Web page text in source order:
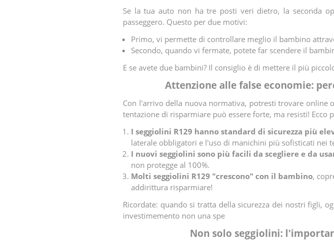
Se la tua auto non ha tre posti veri dietro, la seconda
passeggero. Questo per due motivi:
Primo, vi permette di controllare meglio il bambino
Secondo, quando vi fermate, potete far scendere il
E se avete due bambini? Il consiglio è di mettere il più
Attenzione alle false economie:
Con l'arrivo della nuova normativa, potresti trovare online
tentazione di risparmiare può essere forte, ma resisti! Ecco
I seggiolini R129 hanno standard di sicurezza più
laterale obbligatori e l'uso di manichini più sofisticati nei
I nuovi seggiolini sono più facili da scegliere e da
non protegge al 100%.
Molti seggiolini R129 "crescono" con il bambino,
addirittura risparmiare!
Ricordate: quando si tratta della sicurezza dei nostri figli,
investimemento non una spe
Non solo seggiolini: